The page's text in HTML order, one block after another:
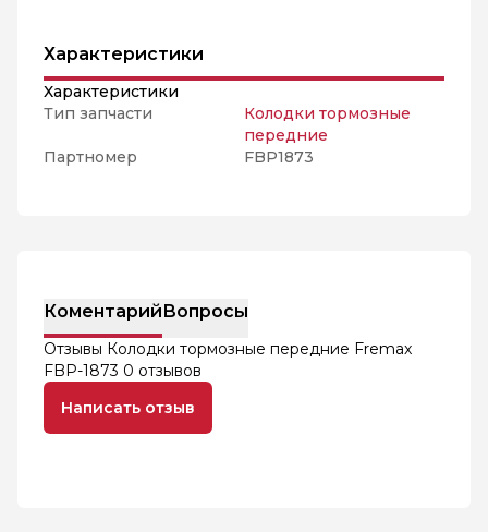
Характеристики
Характеристики
Тип запчасти
Колодки тормозные
передние
Партномер
FBP1873
КоментарийВопросы
Отзывы Колодки тормозные передние Fremax
FBP-1873 0 отзывов
Написать отзыв